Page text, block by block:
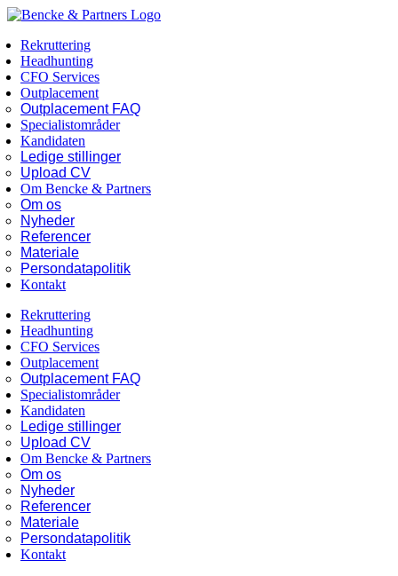
Skip
content
Facebook
LinkedIn
Rekruttering
Headhunting
CFO Services
Outplacement
Outplacement FAQ
Specialistområder
Kandidaten
Ledige stillinger
Upload CV
Om Bencke & Partners
Om os
Nyheder
Referencer
Materiale
Persondatapolitik
Kontakt
Rekruttering
Headhunting
CFO Services
Outplacement
Outplacement FAQ
Specialistområder
Kandidaten
Ledige stillinger
Upload CV
Om Bencke & Partners
Om os
Nyheder
Referencer
Materiale
Persondatapolitik
Kontakt